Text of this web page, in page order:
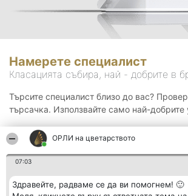
ОРЛИ на цветарството
07:03
Здравейте, радваме се да ви помогнем! 🙂
Намерете специалист
Класацията събира, най - добрите в
Търсите специалист близо до вас?
търсачка. Използвайте само най-добрите